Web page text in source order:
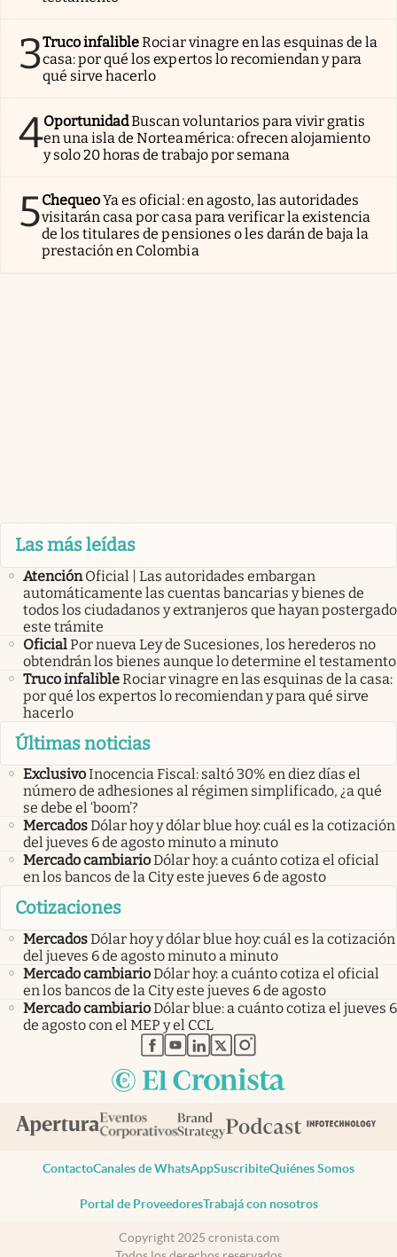
3Truco infalibleRociar vinagre en las esquinas de la
casa: por qué los expertos lo recomiendan y para
qué sirve hacerlo
4OportunidadBuscan voluntarios para vivir gratis
en una isla de Norteamérica: ofrecen alojamiento
y solo 20 horas de trabajo por semana
5ChequeoYa es oficial: en agosto, las autoridades
visitarán casa por casa para verificar la existencia
de los titulares de pensiones o les darán de baja la
prestación en Colombia
Las más leídas
Atención Oficial | Las autoridades embargan
automáticamente las cuentas bancarias y bienes de
todos los ciudadanos y extranjeros que hayan postergado
este trámite
OficialPor nueva Ley de Sucesiones, los herederos no
obtendrán los bienes aunque lo determine el testamento
Truco infalibleRociar vinagre en las esquinas de la casa:
por qué los expertos lo recomiendan y para qué sirve
hacerlo
Últimas noticias
ExclusivoInocencia Fiscal: saltó 30% en diez días el
número de adhesiones al régimen simplificado, ¿a qué
se debe el ‘boom’?
MercadosDólar hoy y dólar blue hoy: cuál es la cotización
del jueves 6 de agosto minuto a minuto
Mercado cambiarioDólar hoy: a cuánto cotiza el oficial
en los bancos de la City este jueves 6 de agosto
Cotizaciones
MercadosDólar hoy y dólar blue hoy: cuál es la cotización
del jueves 6 de agosto minuto a minuto
Mercado cambiarioDólar hoy: a cuánto cotiza el oficial
en los bancos de la City este jueves 6 de agosto
Mercado cambiarioDólar blue: a cuánto cotiza el jueves 6
de agosto con el MEP y el CCL
abre en nueva pestaña
abre en nueva pestaña
abre en nueva pestaña
abre en nueva pestaña
abre en nueva pestaña
ContactoCanales de WhatsAppSuscribiteQuiénes Somos
Portal de ProveedoresTrabajá con nosotros
Copyright 2025 cronista.com